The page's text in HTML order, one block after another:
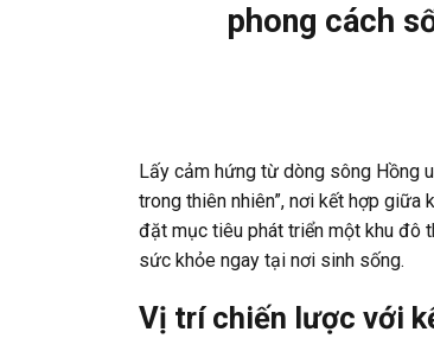
phong cách
Lấy cảm hứng từ dòng sông Hồng
trong thiên nhiên”, nơi kết hợp giữa
đặt mục tiêu phát triển một khu đô
sức khỏe ngay tại nơi sinh sống.
Vị trí chiến lược với